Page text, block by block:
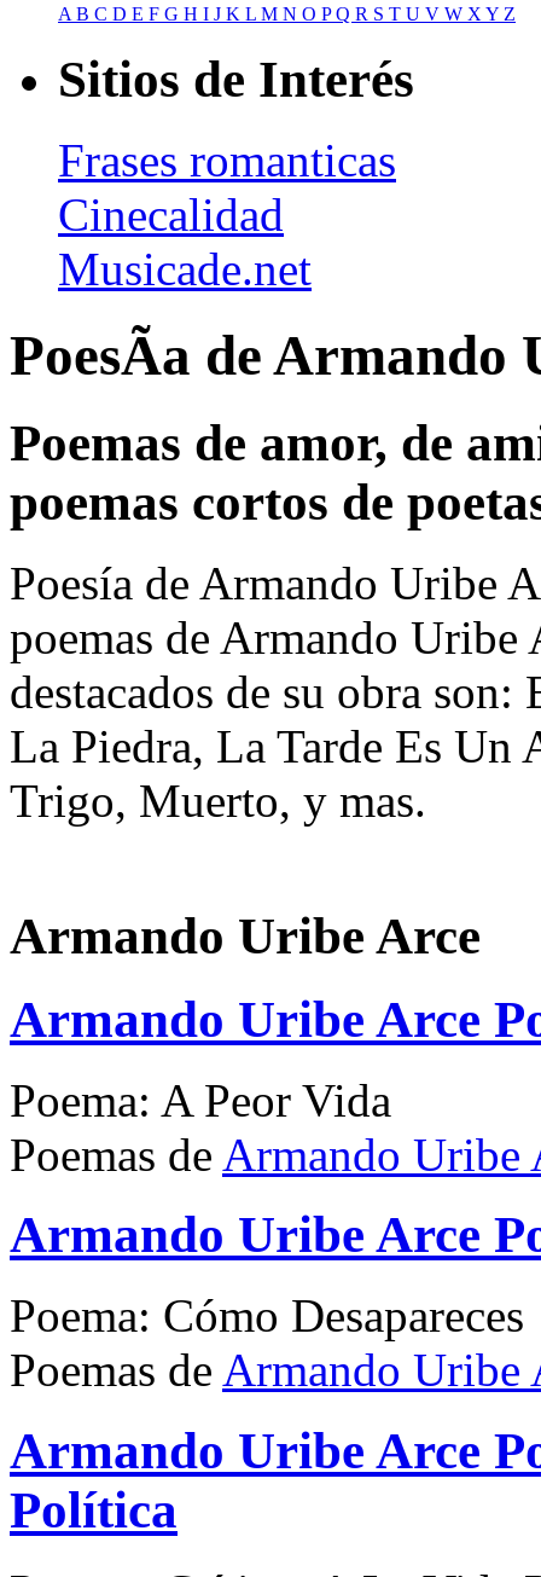
A B C D E F G H I J K L M N O PQ R S T U V W X Y Z
Sitios de Interés
Frases romanticas
Cinecalidad
Musicade.net
PoesÃ­a de Armando
Poemas de amor, de
poemas cortos de
Poesía de Armando Uribe
poemas de Armando
destacados de su obra
La Piedra, La Tarde Es
Trigo, Muerto, y mas.
Armando Uribe Arce
Armando Uribe Arce
Poema: A Peor Vida
Poemas de Armando Uribe
Armando Uribe Arce
Poema: Cómo Desapareces
Poemas de Armando Uribe
Armando Uribe Arce
Política